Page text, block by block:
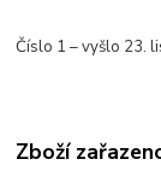
Číslo 1 – vyšlo 23.
Zboží